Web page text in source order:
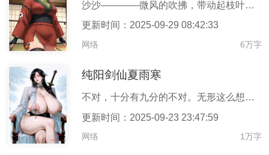
沙沙————微风的吹拂，带动起枝叶的摇晃，在僻静的道馆中不断回
更新时间：2025-09-29 08:42:33
网络 6万字
纯阳剑仙夏雨寒
不对，十分有九分的不对。无形这么想着，越来越觉得自己加入的这个
更新时间：2025-09-23 23:47:59
网络 1万字